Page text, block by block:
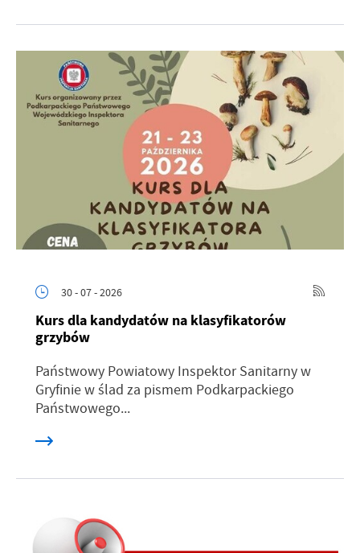
30 - 07 - 2026
Kurs dla kandydatów na klasyfikatorów
grzybów
Państwowy Powiatowy Inspektor Sanitarny w
Gryfinie w ślad za pismem Podkarpackiego
Państwowego...